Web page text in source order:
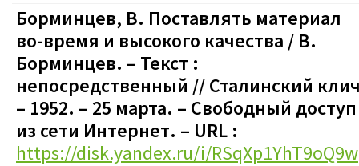
Борминцев, В. Поставлять материал
во-время и высокого качества / В.
Борминцев. – Текст :
непосредственный // Сталинский
– 1952. – 25 марта. – Свободный доступ
из сети Интернет. – URL :
https://disk.yandex.ru/i/RSqXp1YhT9oQ9w